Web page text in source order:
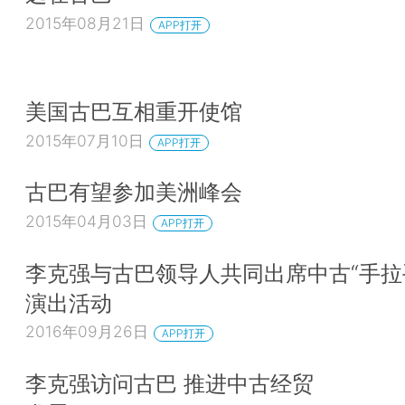
其他国家的先进农业技术，开展更多合作。我们特别
会见结束后，菲德尔·卡斯特罗专程陪同李克强
外种植园。园中种植了多种经济作物，郁郁葱葱。李
如数家珍，介绍了有关情况。宾主双方且谈且行，在
系与合作时，李克强与菲德尔·卡斯特罗多次四手紧
离。（记者张正富 刘彬）
2015年08月21日 APP打开
美国古巴互相重开使馆
2015年07月10日 APP打开
古巴有望参加美洲峰会
2015年04月03日 APP打开
李克强与古巴领导人共同出席中古“手
演出活动
2016年09月26日 APP打开
李克强访问古巴 推进中古经贸